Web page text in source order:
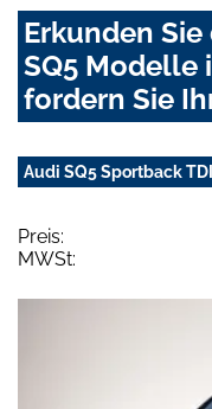
Erkunden
SQ5 Modelle
fordern Sie
Audi SQ5 Sportback
Preis:
MWSt: